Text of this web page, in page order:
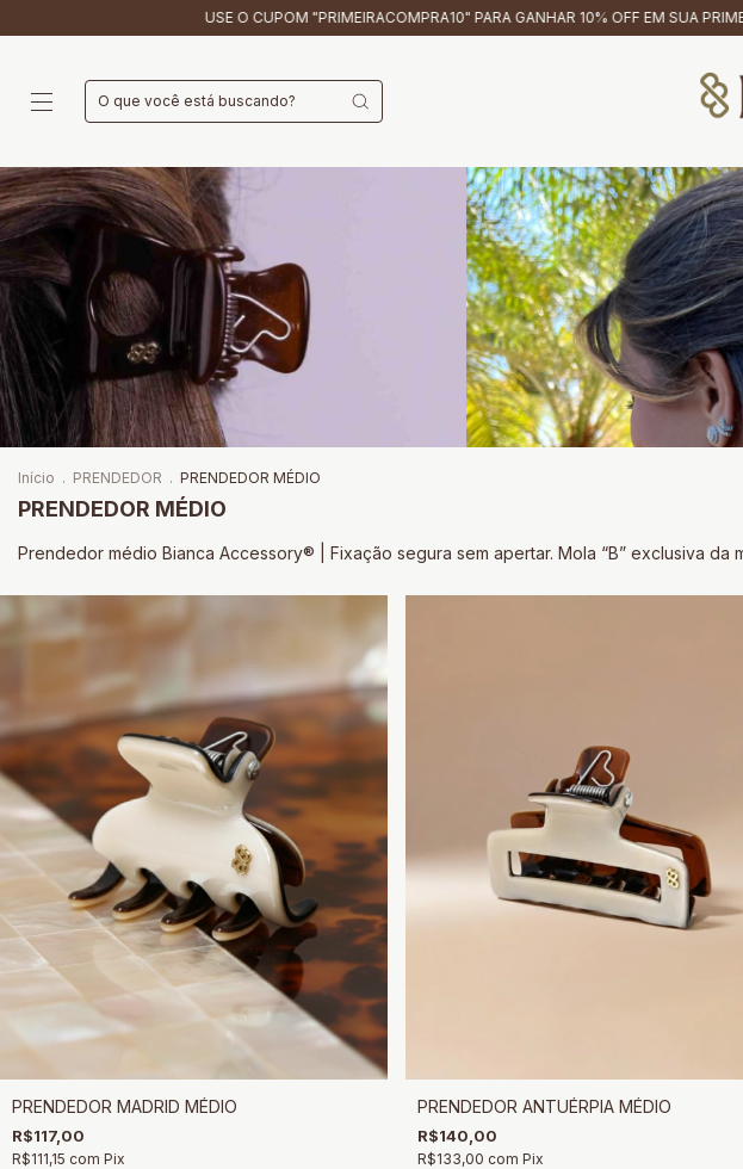
USE O CUPOM "PRIMEIRACOMPRA10" PARA GANHAR 10% OFF EM SUA PRIMEIRA COMPRA FRETE
Início . PRENDEDOR . PRENDEDOR MÉDIO
PRENDEDOR MÉDIO
Prendedor médio Bianca Accessory® | Fixação segura sem apertar. Mola “B” exclusiva
PRENDEDOR MADRID MÉDIO
R$117,00
R$111,15 com Pix
PRENDEDOR ANTUÉRPIA MÉDIO
R$140,00
R$133,00 com Pix